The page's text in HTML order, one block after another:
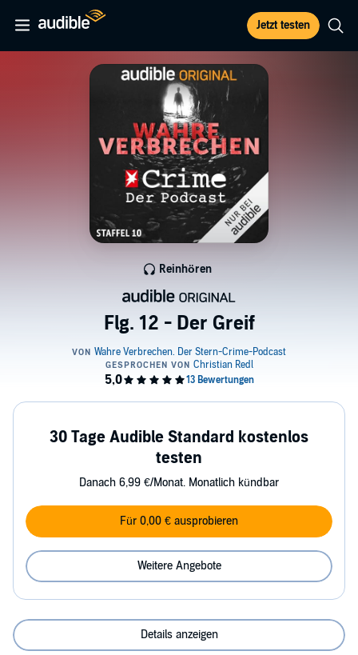
Jetzt testen
Flg. 12 - Der Greif
Reinhören
30 Tage Audible Standard kostenlos
testen
Danach 6,99 €/Monat. Monatlich kündbar
Für 0,00 € ausprobieren
Weitere Angebote
Details anzeigen